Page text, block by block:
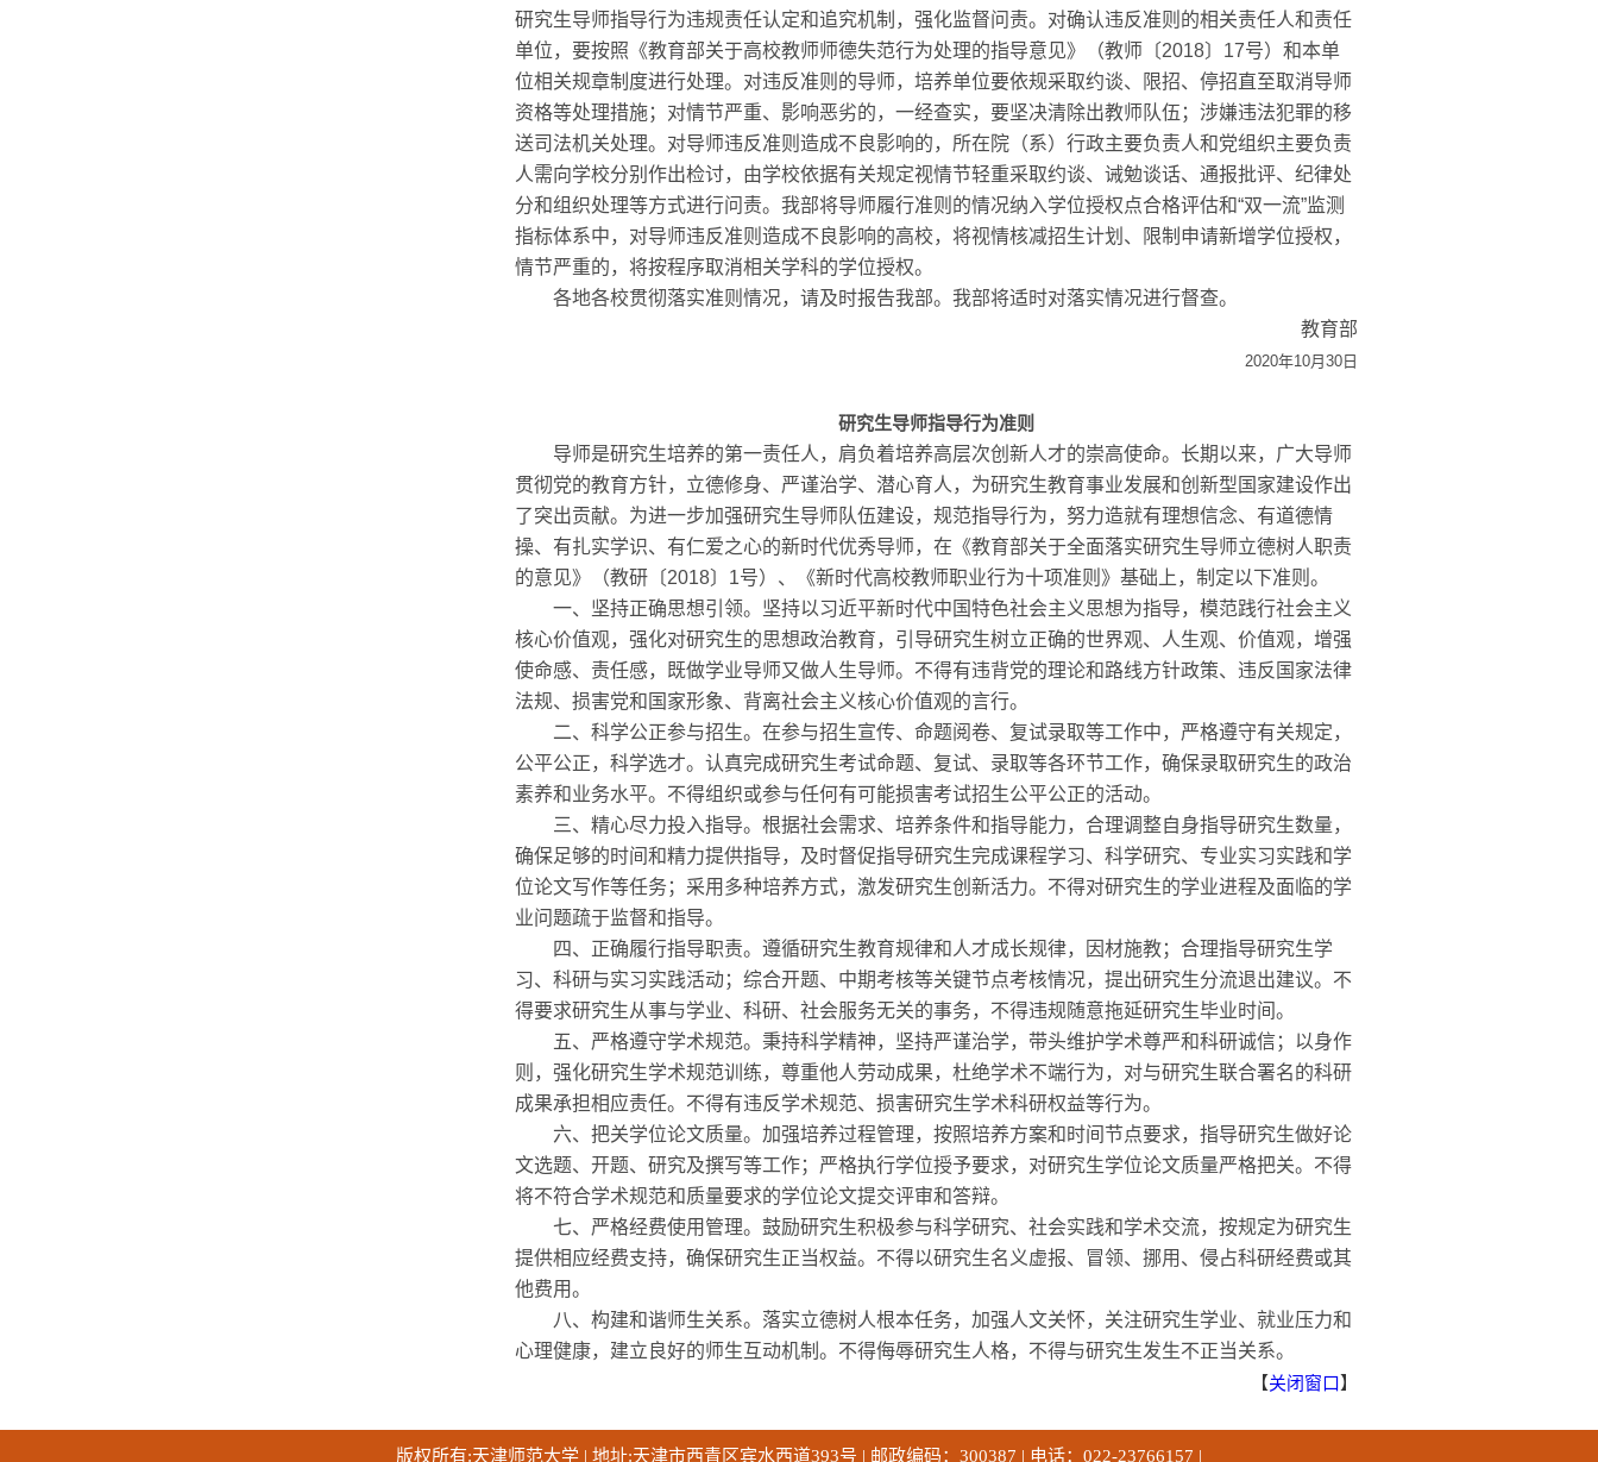
研究生导师指导行为违规责任认定和追究机制，强化监督问责。对确认违反准则的相关责任人和责任
单位，要按照《教育部关于高校教师师德失范行为处理的指导意见》（教师〔2018〕17号）和本单
位相关规章制度进行处理。对违反准则的导师，培养单位要依规采取约谈、限招、停招直至取消导师
资格等处理措施；对情节严重、影响恶劣的，一经查实，要坚决清除出教师队伍；涉嫌违法犯罪的移
送司法机关处理。对导师违反准则造成不良影响的，所在院（系）行政主要负责人和党组织主要负责
人需向学校分别作出检讨，由学校依据有关规定视情节轻重采取约谈、诫勉谈话、通报批评、纪律处
分和组织处理等方式进行问责。我部将导师履行准则的情况纳入学位授权点合格评估和“双一流”监测
指标体系中，对导师违反准则造成不良影响的高校，将视情核减招生计划、限制申请新增学位授权，
情节严重的，将按程序取消相关学科的学位授权。
各地各校贯彻落实准则情况，请及时报告我部。我部将适时对落实情况进行督查。
教育部
2020年10月30日
研究生导师指导行为准则
导师是研究生培养的第一责任人，肩负着培养高层次创新人才的崇高使命。长期以来，广大导师
贯彻党的教育方针，立德修身、严谨治学、潜心育人，为研究生教育事业发展和创新型国家建设作出
了突出贡献。为进一步加强研究生导师队伍建设，规范指导行为，努力造就有理想信念、有道德情
操、有扎实学识、有仁爱之心的新时代优秀导师，在《教育部关于全面落实研究生导师立德树人职责
的意见》（教研〔2018〕1号）、《新时代高校教师职业行为十项准则》基础上，制定以下准则。
一、坚持正确思想引领。坚持以习近平新时代中国特色社会主义思想为指导，模范践行社会主义
核心价值观，强化对研究生的思想政治教育，引导研究生树立正确的世界观、人生观、价值观，增强
使命感、责任感，既做学业导师又做人生导师。不得有违背党的理论和路线方针政策、违反国家法律
法规、损害党和国家形象、背离社会主义核心价值观的言行。
二、科学公正参与招生。在参与招生宣传、命题阅卷、复试录取等工作中，严格遵守有关规定，
公平公正，科学选才。认真完成研究生考试命题、复试、录取等各环节工作，确保录取研究生的政治
素养和业务水平。不得组织或参与任何有可能损害考试招生公平公正的活动。
三、精心尽力投入指导。根据社会需求、培养条件和指导能力，合理调整自身指导研究生数量，
确保足够的时间和精力提供指导，及时督促指导研究生完成课程学习、科学研究、专业实习实践和学
位论文写作等任务；采用多种培养方式，激发研究生创新活力。不得对研究生的学业进程及面临的学
业问题疏于监督和指导。
四、正确履行指导职责。遵循研究生教育规律和人才成长规律，因材施教；合理指导研究生学
习、科研与实习实践活动；综合开题、中期考核等关键节点考核情况，提出研究生分流退出建议。不
得要求研究生从事与学业、科研、社会服务无关的事务，不得违规随意拖延研究生毕业时间。
五、严格遵守学术规范。秉持科学精神，坚持严谨治学，带头维护学术尊严和科研诚信；以身作
则，强化研究生学术规范训练，尊重他人劳动成果，杜绝学术不端行为，对与研究生联合署名的科研
成果承担相应责任。不得有违反学术规范、损害研究生学术科研权益等行为。
六、把关学位论文质量。加强培养过程管理，按照培养方案和时间节点要求，指导研究生做好论
文选题、开题、研究及撰写等工作；严格执行学位授予要求，对研究生学位论文质量严格把关。不得
将不符合学术规范和质量要求的学位论文提交评审和答辩。
七、严格经费使用管理。鼓励研究生积极参与科学研究、社会实践和学术交流，按规定为研究生
提供相应经费支持，确保研究生正当权益。不得以研究生名义虚报、冒领、挪用、侵占科研经费或其
他费用。
八、构建和谐师生关系。落实立德树人根本任务，加强人文关怀，关注研究生学业、就业压力和
心理健康，建立良好的师生互动机制。不得侮辱研究生人格，不得与研究生发生不正当关系。
【关闭窗口 】
版权所有:天津师范大学 | 地址:天津市西青区宾水西道393号 | 邮政编码：300387 | 电话：022-23766157 |